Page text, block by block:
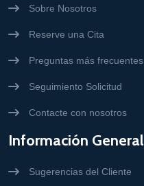
Sobre Nosotros
Reserve una Cita
Preguntas más frecuentes
Seguimiento Solicitud
Contacte con nosotros
Información General
Sugerencias del Cliente